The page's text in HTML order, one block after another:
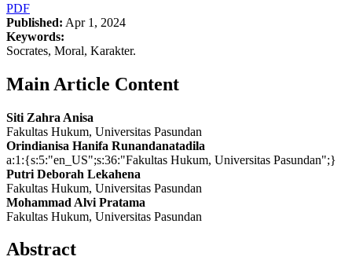
PDF
Published: Apr 1, 2024
Keywords:
Socrates, Moral, Karakter.
Main Article Content
Siti Zahra Anisa
Fakultas Hukum, Universitas Pasundan
Orindianisa Hanifa Runandanatadila
a:1:{s:5:"en_US";s:36:"Fakultas Hukum, Universitas Pasundan";}
Putri Deborah Lekahena
Fakultas Hukum, Universitas Pasundan
Mohammad Alvi Pratama
Fakultas Hukum, Universitas Pasundan
Abstract